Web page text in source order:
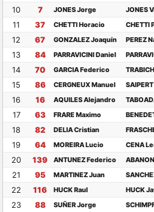
10 7 JONES Jorge JONES
11 37 CHETTI Horacio CHETTI
12 67 GONZALEZ Joaquín PEREZ
13 84 PARRAVICINI Daniel
14 70 GARCIA Federico
15 86 CERGNEUX Manuel
16 16 AQUILES Alejandro
17 63 FRARE Maximo
18 82 DELIA Cristian
19 64 MOREIRA Lucio CENA
20 139 ANTUNEZ Federico
21 95 MARTINEZ Juan
22 116 HUCK Raul HUCK
23 88 SUÑER Jorge